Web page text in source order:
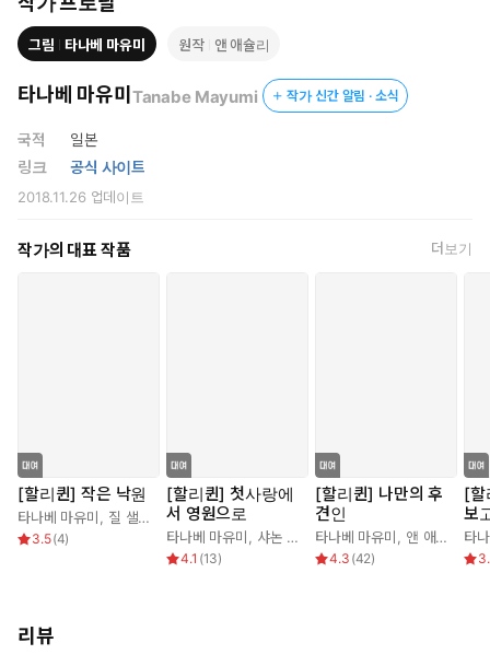
그림 타나베 마유미 원작 앤 애슐리
타나베 마유미 Tanabe Mayumi 작가 신간 알림 · 소식
국적
일본
링크
공식 사이트
2018.11.26 업데이트
작가의 대표 작품 더보기
[할리퀸] 작은 낙원
타나베 마유미 질 샐비스
3.5(4)
[할리퀸] 첫사랑에
서 영원으로
타나베 마유미 샤논 웨이벌리
4.1 (13)
[할리퀸] 나만의 후
견인
타나베 마유미 앤 애슐리
4.3 (42)
[할
보
타
리뷰